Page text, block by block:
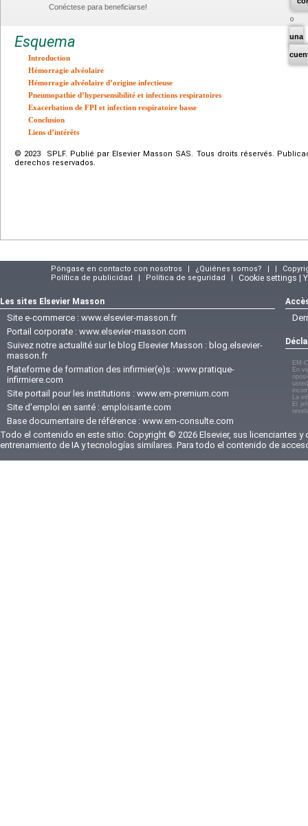
una
Conéctese para beneficiarse!
Esquema
Introduction
Hémorragie alvéolaire
Hémorragie alvéolaire d’origine infectieuse
Pneumopathie d’hypersensibilité et infections respiratoires
Exacerbation de FPI et infection respiratoire basse
Conclusion
Liens d’intérêts
© 2023 SPLF. Publié par Elsevier Masson SAS. Tous droits réservés.
derechos reservados.
Póngase en contacto con nosotros ¿Quiénes somos?
Política de publicidad
Política de seguridad Cookie settings |
Les sites Elsevier Masson
Site e-commerce : www.elsevier-masson.fr
Portail corporate : www.elsevier-masson.com
Suivez notre actualité sur le blog Elsevier Masson : blog.elsevier-
masson.fr
Plateforme de formation des infirmier(e)s : www.pratique-
infirmiere.com
Site portail pour les institutions : www.em-premium.com
Site d'emploi en santé : emploisante.com
Base documentaire de référence : www.em-consulte.com
EM-
En
La
El
Todo el contenido en este sitio: Copyright © 2026 Elsevier, sus licenciantes
entrenamiento de IA y tecnologías similares. Para todo el contenido de